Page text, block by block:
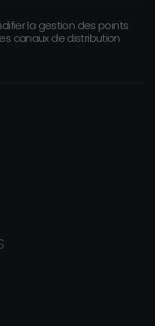
la gestion des points
canaux de distribution